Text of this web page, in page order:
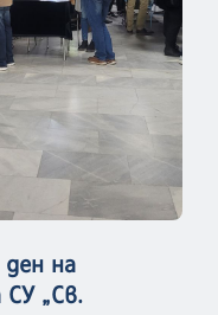
на
„Св.